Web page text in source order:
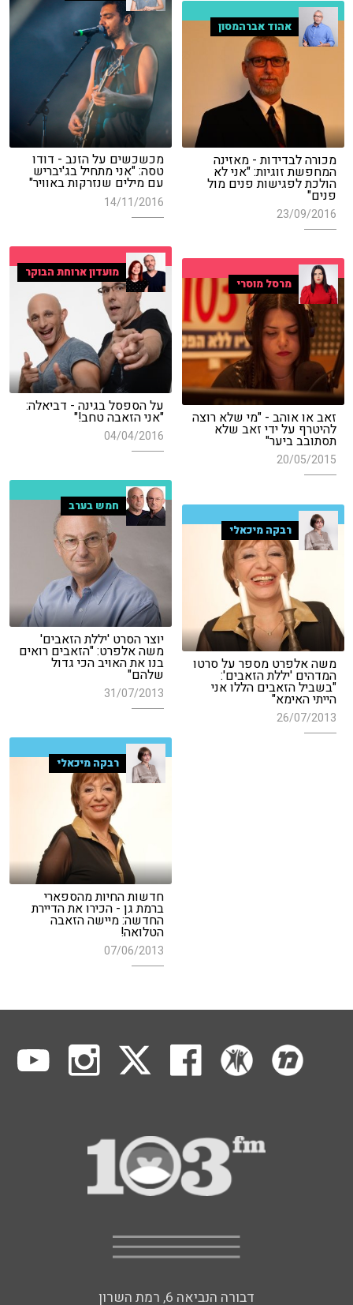
מכשכשים על הזנב - דודו
טסה: "אני מתחיל בג'יבריש
עם מילים שנזרקות באוויר"
14/11/2016
אהוד אברהמסון
מכורה לבדידות - מאזינה
המחפשת זוגיות: "אני לא
הולכת לפגישות פנים מול
פנים"
23/09/2016
מועדון ארוחת הבוקר
על הספסל בגינה - דביאלה:
"אני הזאבה טחב!"
04/04/2016
מרסל מוסרי
זאב או אוהב - "מי שלא רוצה
להיטרף על ידי זאב שלא
תסתובב ביער"
20/05/2015
חמש בערב
יוצר הסרט 'יללת הזאבים'
משה אלפרט: "הזאבים רואים
בנו את האויב הכי גדול
שלהם"
31/07/2013
רבקה מיכאלי
משה אלפרט מספר על סרטו
המדהים 'יללת הזאבים':
"בשביל הזאבים הללו אני
הייתי האימא"
26/07/2013
רבקה מיכאלי
חדשות החיות מהספארי
ברמת גן - הכירו את הדיירת
החדשה: מיישה הזאבה
הטלואה!
07/06/2013
דבורה הנביאה 6, רמת השרון